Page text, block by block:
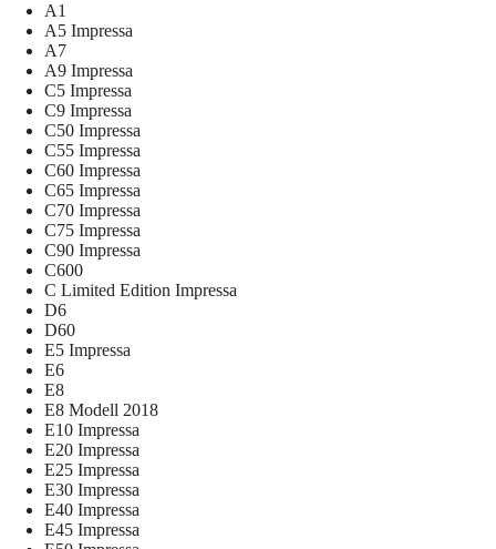
A1
A5 Impressa
A7
A9 Impressa
C5 Impressa
C9 Impressa
C50 Impressa
C55 Impressa
C60 Impressa
C65 Impressa
C70 Impressa
C75 Impressa
C90 Impressa
C600
C Limited Edition Impressa
D6
D60
E5 Impressa
E6
E8
E8 Modell 2018
E10 Impressa
E20 Impressa
E25 Impressa
E30 Impressa
E40 Impressa
E45 Impressa